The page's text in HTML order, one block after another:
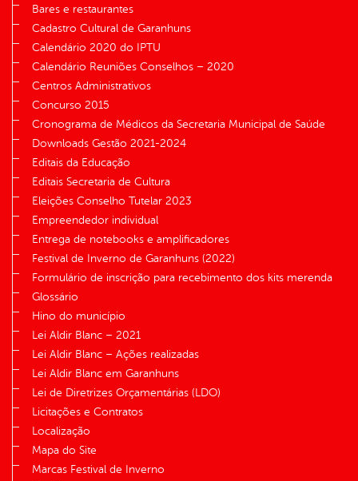
Bares e restaurantes
Cadastro Cultural de Garanhuns
Calendário 2020 do IPTU
Calendário Reuniões Conselhos – 2020
Centros Administrativos
Concurso 2015
Cronograma de Médicos da Secretaria Municipal de Saúde
Downloads Gestão 2021-2024
Editais da Educação
Editais Secretaria de Cultura
Eleições Conselho Tutelar 2023
Empreendedor individual
Entrega de notebooks e amplificadores
Festival de Inverno de Garanhuns (2022)
Formulário de inscrição para recebimento dos kits merenda
Glossário
Hino do município
Lei Aldir Blanc – 2021
Lei Aldir Blanc – Ações realizadas
Lei Aldir Blanc em Garanhuns
Lei de Diretrizes Orçamentárias (LDO)
Licitações e Contratos
Localização
Mapa do Site
Marcas Festival de Inverno